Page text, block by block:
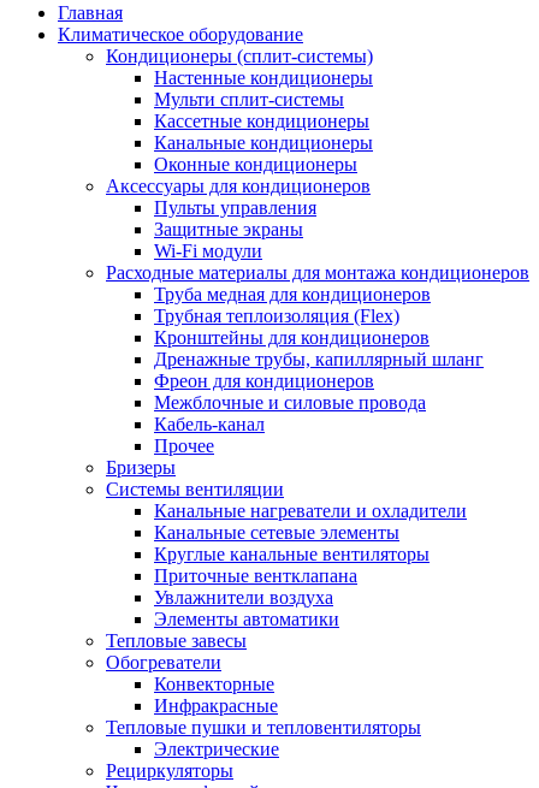
Главная
Климатическое оборудование
Кондиционеры (сплит-системы)
Настенные кондиционеры
Мульти сплит-системы
Кассетные кондиционеры
Канальные кондиционеры
Оконные кондиционеры
Аксессуары для кондиционеров
Пульты управления
Защитные экраны
Wi-Fi модули
Расходные материалы для монтажа кондиционеров
Труба медная для кондиционеров
Трубная теплоизоляция (Flex)
Кронштейны для кондиционеров
Дренажные трубы, капиллярный шланг
Фреон для кондиционеров
Межблочные и силовые провода
Кабель-канал
Прочее
Бризеры
Системы вентиляции
Канальные нагреватели и охладители
Канальные сетевые элементы
Круглые канальные вентиляторы
Приточные вентклапана
Увлажнители воздуха
Элементы автоматики
Тепловые завесы
Обогреватели
Конвекторные
Инфракрасные
Тепловые пушки и тепловентиляторы
Электрические
Рециркуляторы